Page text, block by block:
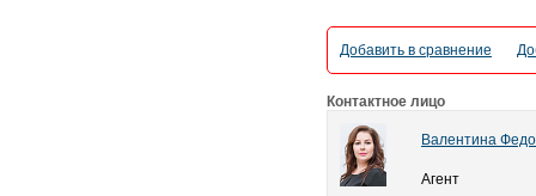
Добавить в сравнение
Контактное лицо
Валентина
Агент